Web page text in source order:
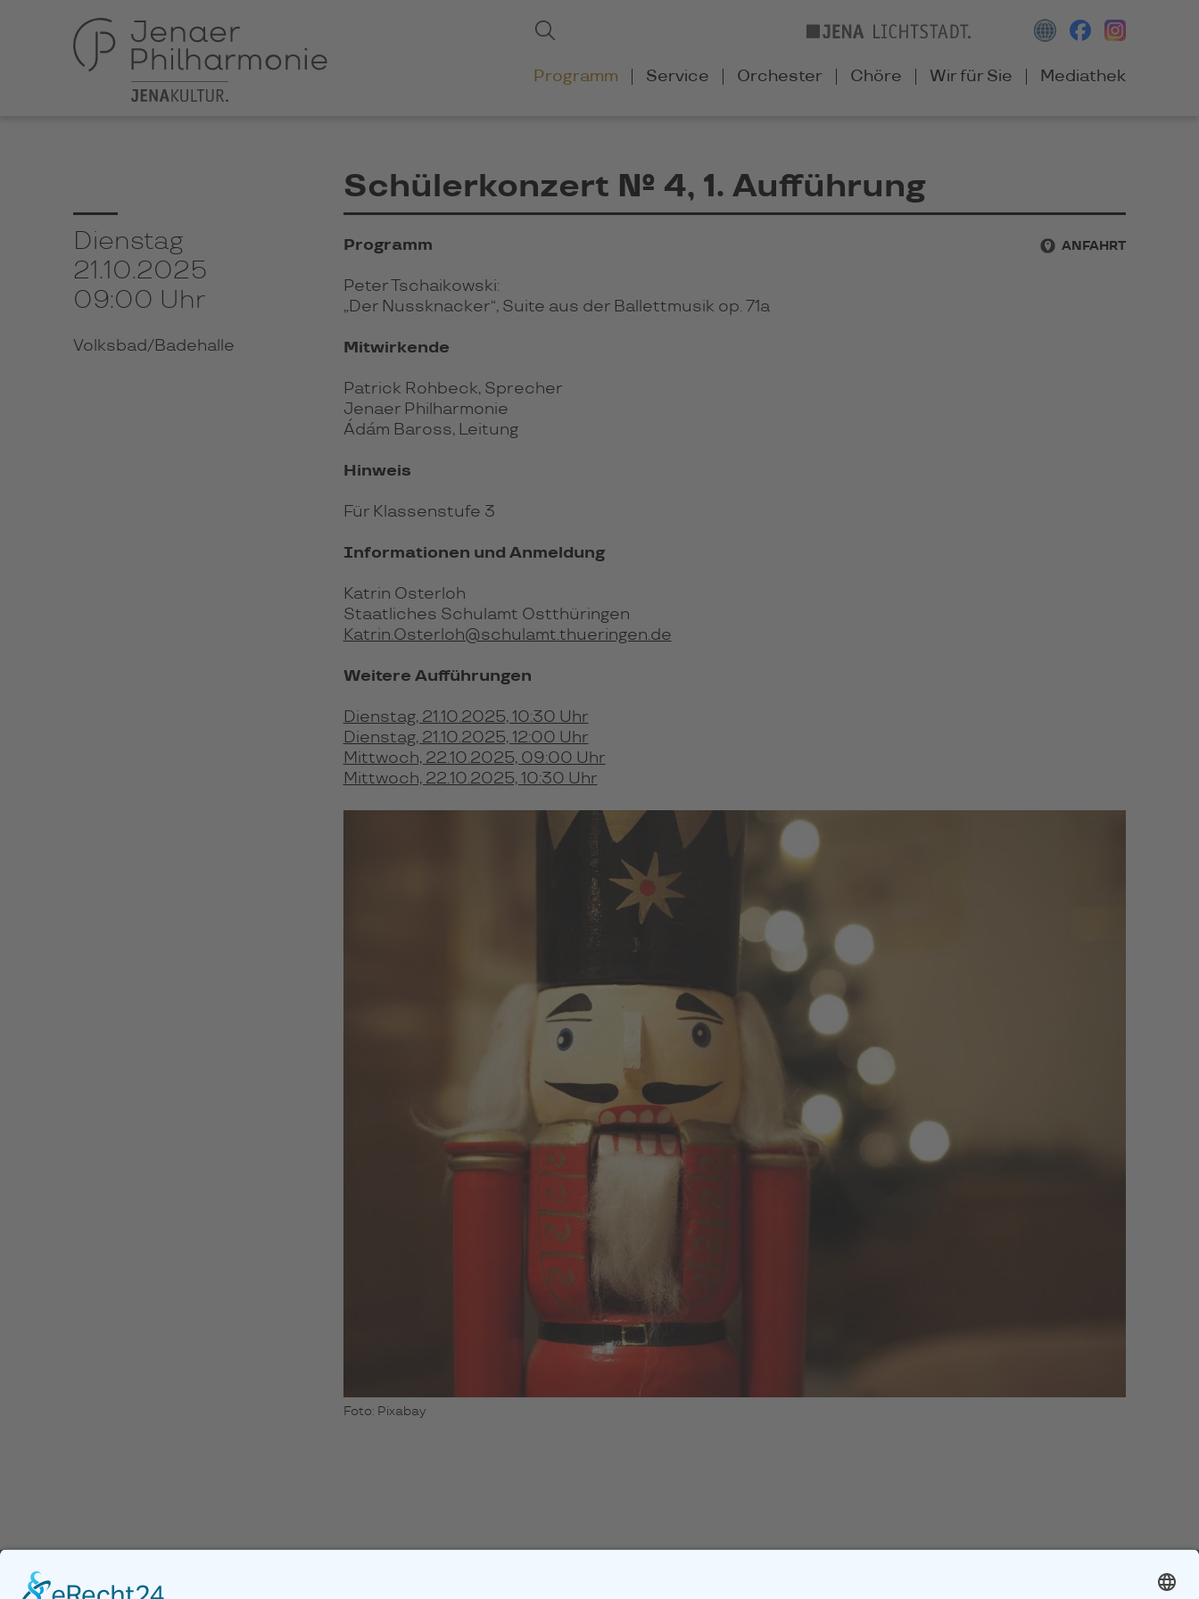
Suchbegriffe
Navigation
Programm Service Orchester Chöre Wir für Sie Mediathek
Dienstag
21.10.2025
09:00 Uhr
Volksbad/Badehalle
Schülerkonzert № 4, 1. Aufführung
ANFAHRT
Programm
Peter Tschaikowski:
„Der Nussknacker“, Suite aus der Ballettmusik op. 71a
Mitwirkende
Patrick Rohbeck, Sprecher
Jenaer Philharmonie
Ádám Baross, Leitung
Hinweis
Für Klassenstufe 3
Informationen und Anmeldung
Katrin Osterloh
Staatliches Schulamt Ostthüringen
Katrin.Osterloh@schulamt.thueringen.de
Weitere Aufführungen
Dienstag, 21.10.2025, 10:30 Uhr
Dienstag, 21.10.2025, 12:00 Uhr
Mittwoch, 22.10.2025, 09:00 Uhr
Mittwoch, 22.10.2025, 10:30 Uhr
Foto: Pixabay